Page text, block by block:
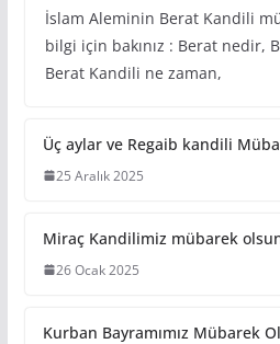
İslam Aleminin Berat Kandili
bilgi için bakınız : Berat nedir,
Berat Kandili ne zaman,
Üç aylar ve Regaib kandili
25 Aralık 2025
Miraç Kandilimiz mübarek
26 Ocak 2025
Kurban Bayramımız Mübarek